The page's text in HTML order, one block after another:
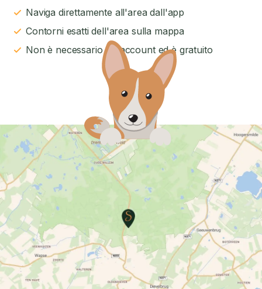
Naviga direttamente all'area dall'app
Contorni esatti dell'area sulla mappa
Non è necessario un account ed è gratuito